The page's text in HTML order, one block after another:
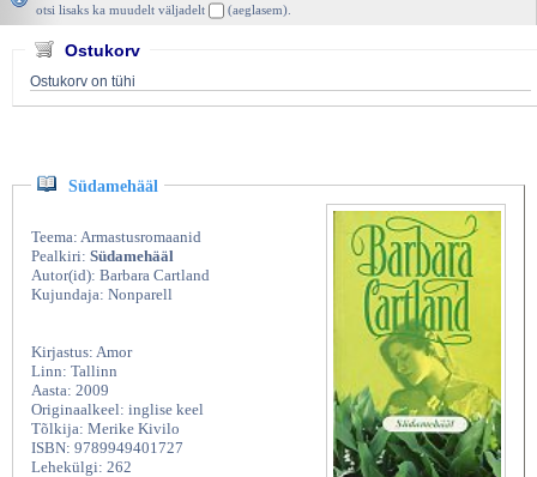
otsi lisaks ka muudelt väljadelt
(aeglasem).
Ostukorv
Ostukorv on tühi
Südamehääl
Teema: Armastusromaanid
Pealkiri: Südamehääl
Autor(id): Barbara Cartland
Kujundaja: Nonparell
Kirjastus: Amor
Linn: Tallinn
Aasta: 2009
Originaalkeel: inglise keel
Tõlkija: Merike Kivilo
ISBN: 9789949401727
Lehekülgi: 262